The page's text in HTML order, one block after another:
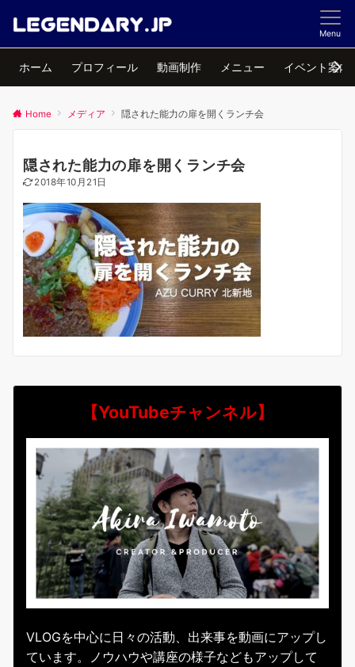
Menu
ホーム プロフィール 動画制作 メニュー イベント案内
Home メディア 隠された能力の扉を開くランチ会
隠された能力の扉を開くランチ会
2018年10月21日
【YouTubeチャンネル】
VLOGを中心に日々の活動、出来事を動画にアップし
ています。ノウハウや講座の様子などもアップして